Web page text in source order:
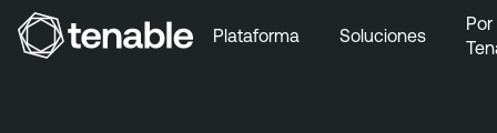
Plataforma Soluciones